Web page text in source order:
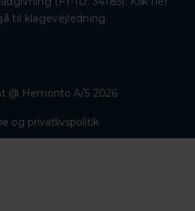
til klagevejledning.
@ Hemonto A/S 2026
og privatlivspolitik